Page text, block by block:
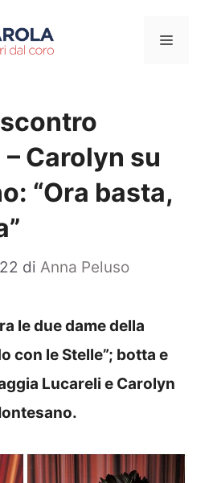
Menu
Carolyn su
“Ora basta,
di Anna Peluso
le due dame della
con le Stelle”; botta e
Lucareli e Carolyn